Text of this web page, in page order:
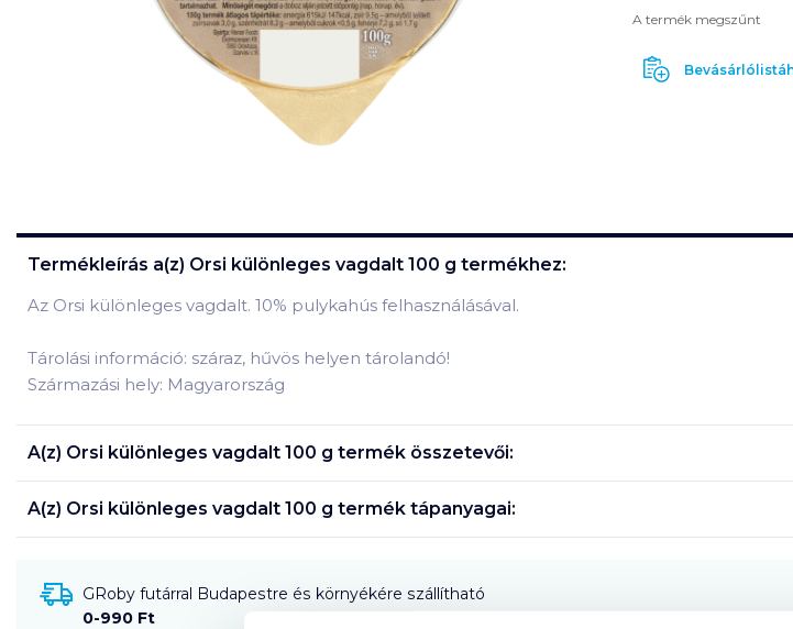
A termék megszűnt
Termékleírás a(z) Orsi különleges vagdalt 100 g termékhez:
Az Orsi különleges vagdalt. 10% pulykahús felhasználásával.
Tárolási információ: száraz, hűvös helyen tárolandó!
Származási hely: Magyarország
A(z) Orsi különleges vagdalt 100 g termék összetevői:
A(z) Orsi különleges vagdalt 100 g termék tápanyagai:
GRoby futárral Budapestre és környékére szállítható
0-990 Ft